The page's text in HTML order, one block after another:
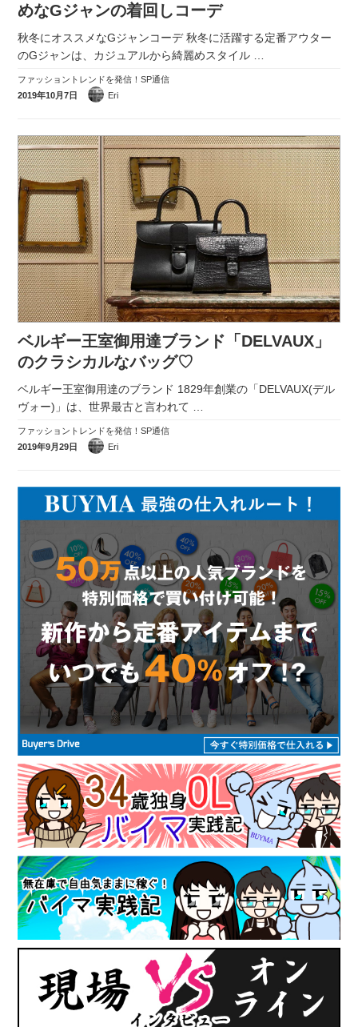
めなGジャンの着回しコーデ
秋冬にオススメなGジャンコーデ 秋冬に活躍する定番アウター
のGジャンは、カジュアルから綺麗めスタイル …
ファッショントレンドを発信！SP通信
2019年10月7日
Eri
ベルギー王室御用達ブランド「DELVAUX」
のクラシカルなバッグ♡
ベルギー王室御用達のブランド 1829年創業の「DELVAUX(デル
ヴォー)」は、世界最古と言われて
ファッショントレンドを発信！SP通信
2019年9月29日
Eri